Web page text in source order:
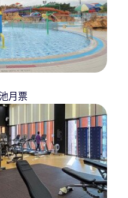
月票